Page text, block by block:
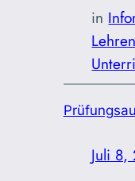
in
Juli